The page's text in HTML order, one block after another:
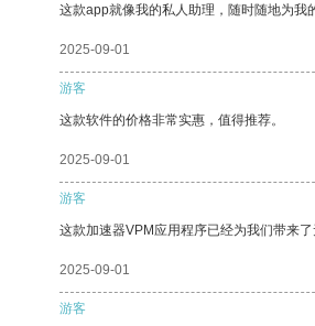
这款app就像我的私人助理，随时随地为我
2025-09-01
游客
这款软件的价格非常实惠，值得推荐。
2025-09-01
游客
这款加速器VPM应用程序已经为我们带来了
2025-09-01
游客